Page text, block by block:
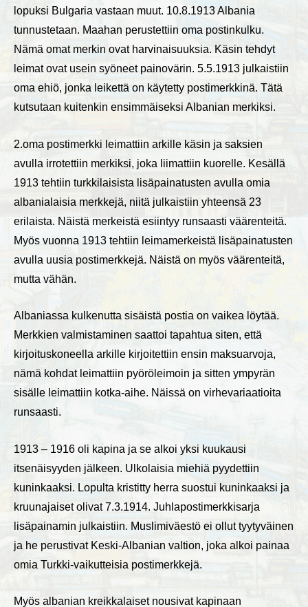
lopuksi Bulgaria vastaan muut. 10.8.1913 Albania
tunnustetaan. Maahan perustettiin oma postinkulku.
Nämä omat merkin ovat harvinaisuuksia. Käsin tehdyt
leimat ovat usein syöneet painovärin. 5.5.1913 julkaistiin
oma ehiö, jonka leikettä on käytetty postimerkkinä. Tätä
kutsutaan kuitenkin ensimmäiseksi Albanian merkiksi.
2.oma postimerkki leimattiin arkille käsin ja saksien
avulla irrotettiin merkiksi, joka liimattiin kuorelle. Kesällä
1913 tehtiin turkkilaisista lisäpainatusten avulla omia
albanialaisia merkkejä, niitä julkaistiin yhteensä 23
erilaista. Näistä merkeistä esiintyy runsaasti väärenteitä.
Myös vuonna 1913 tehtiin leimamerkeistä lisäpainatusten
avulla uusia postimerkkejä. Näistä on myös väärenteitä,
mutta vähän.
Albaniassa kulkenutta sisäistä postia on vaikea löytää.
Merkkien valmistaminen saattoi tapahtua siten, että
kirjoituskoneella arkille kirjoitettiin ensin maksuarvoja,
nämä kohdat leimattiin pyöröleimoin ja sitten ympyrän
sisälle leimattiin kotka-aihe. Näissä on virhevariaatioita
runsaasti.
1913 – 1916 oli kapina ja se alkoi yksi kuukausi
itsenäisyyden jälkeen. Ulkolaisia miehiä pyydettiin
kuninkaaksi. Lopulta kristitty herra suostui kuninkaaksi ja
kruunajaiset olivat 7.3.1914. Juhlapostimerkkisarja
lisäpainamin julkaistiin. Muslimiväestö ei ollut tyytyväinen
ja he perustivat Keski-Albanian valtion, joka alkoi painaa
omia Turkki-vaikutteisia postimerkkejä.
Myös albanian kreikkalaiset nousivat kapinaan